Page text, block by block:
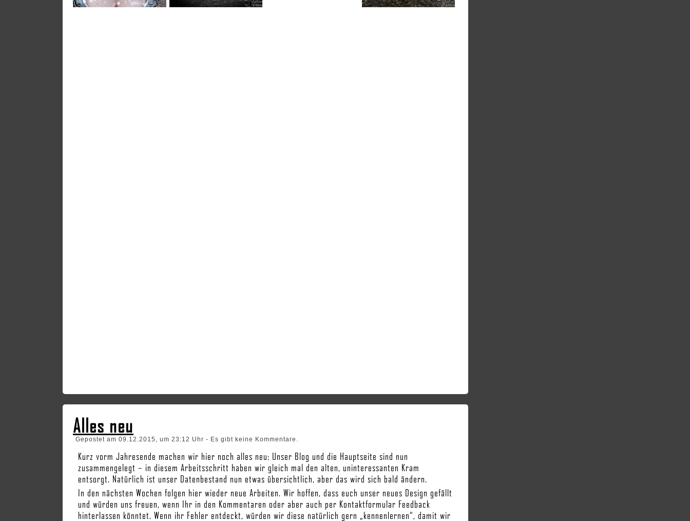
Alles neu
Gepostet am 09.12.2015, um 23:12 Uhr - Es gibt keine Kommentare.
Kurz vorm Jahresende machen wir hier noch alles neu: Unser Blog und die Hauptseite sind nun
zusammengelegt – in diesem Arbeitsschritt haben wir gleich mal den alten, uninteressanten Kram
entsorgt. Natürlich ist unser Datenbestand nun etwas übersichtlich, aber das wird sich bald ändern.
In den nächsten Wochen folgen hier wieder neue Arbeiten. Wir hoffen, dass euch unser neues Design gefällt
und würden uns freuen, wenn Ihr in den Kommentaren oder aber auch per Kontaktformular Feedback
hinterlassen könntet. Wenn ihr Fehler entdeckt, würden wir diese natürlich gern „kennenlernen“, damit wir